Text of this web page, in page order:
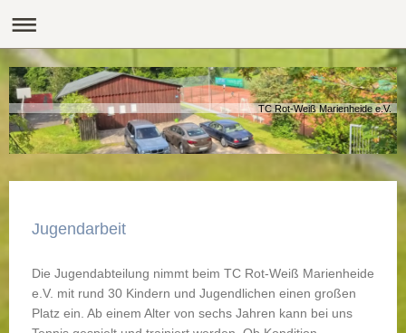
TC Rot-Weiß Marienheide e.V.
Jugendarbeit
Die Jugendabteilung nimmt beim TC Rot-Weiß Marienheide
e.V. mit rund 30 Kindern und Jugendlichen einen großen
Platz ein. Ab einem Alter von sechs Jahren kann bei uns